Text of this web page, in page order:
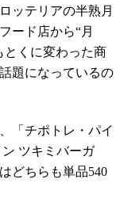
ッテリアの半熟月
ード店から“月
とくに変わった商
題になっているの
「チポトレ・パイ
ツキミバーガ
どちらも単品540